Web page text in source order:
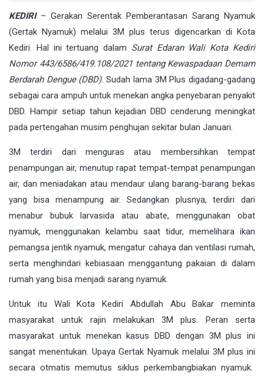
KEDIRI– Gerakan Serentak Pemberantasan Sarang Nyamuk
(Gertak Nyamuk) melalui 3M plus terus digencarkan di Kota
Kediri. Hal ini tertuang dalam Surat Edaran Wali Kota Kediri
Nomor 443/6586/419.108/2021 tentang Kewaspadaan Demam
Berdarah Dengue (DBD). Sudah lama 3M Plus digadang-gadang
sebagai cara ampuh untuk menekan angka penyebaran penyakit
DBD. Hampir setiap tahun kejadian DBD cenderung meningkat
pada pertengahan musim penghujan sekitar bulan Januari.
3M terdiri dari menguras atau membersihkan tempat
penampungan air, menutup rapat tempat-tempat penampungan
air, dan meniadakan atau mendaur ulang barang-barang bekas
yang bisa menampung air. Sedangkan plusnya, terdiri dari
menabur bubuk larvasida atau abate, menggunakan obat
nyamuk, menggunakan kelambu saat tidur, memelihara ikan
pemangsa jentik nyamuk, mengatur cahaya dan ventilasi rumah,
serta menghindari kebiasaan menggantung pakaian di dalam
rumah yang bisa menjadi sarang nyamuk.
Untuk itu Wali Kota Kediri Abdullah Abu Bakar meminta
masyarakat untuk rajin melakukan 3M plus. Peran serta
masyarakat untuk menekan kasus DBD dengan 3M plus ini
sangat menentukan. Upaya Gertak Nyamuk melalui 3M plus ini
secara otmatis memutus siklus perkembangbiakan nyamuk.